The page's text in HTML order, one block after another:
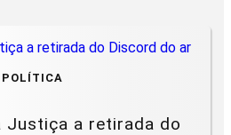
POLÍTICA
Justiça a retirada do